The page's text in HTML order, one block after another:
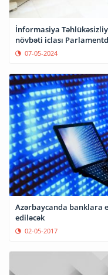
İnformasiya
növbəti iclası
07-05-2024
Azərbaycanda banklara
ediləcək
02-05-2017